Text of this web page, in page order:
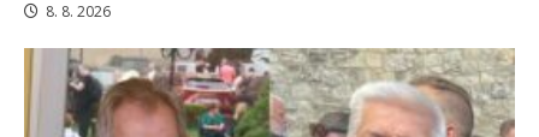
8. 8. 2026